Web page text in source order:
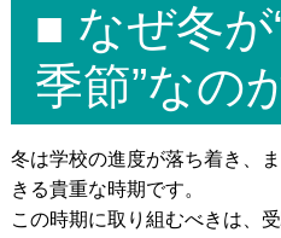
発達障がいのある 未就学児の療
発達障がいのある
発達障がい児＆不登校生のフ
郊外学習（宿泊含む）、 生活
■ なぜ冬が
季節”なの
冬は学校の進度が落ち着き、
きる貴重な時期です。
この時期に取り組むべきは、